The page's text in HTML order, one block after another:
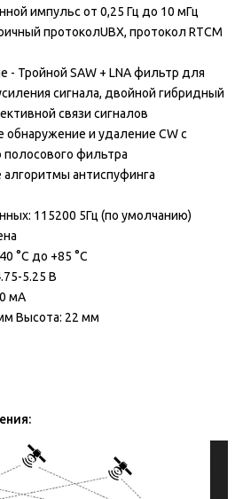
импульс от 0,25 Гц до 10 мГц
протоколUBX, протокол RTCM
- Тройной SAW + LNA фильтр для
сигнала, двойной гибридный
связи сигналов
обнаружение и удаление CW с
фильтра
антиспуфинга
115200 5Гц (по умолчанию)
°C до +85 °C
5.25 В
мА
Высота: 22 мм